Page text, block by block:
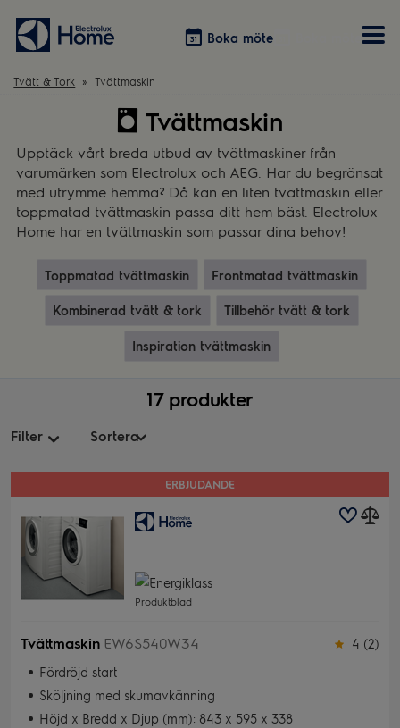
Boka möte
Inspiration
Övrigt
Välja garderobslösning
Övrigt
Tvätt & Tork
Dammsugare
Hem & Hushåll
Övrigt
Tvätt & Tork Tvättmaskin
Tvättmaskin
Upptäck vårt breda utbud av tvättmaskiner från
varumärken som Electrolux och AEG. Har du begränsat
med utrymme hemma? Då kan en liten tvättmaskin eller
toppmatad tvättmaskin passa ditt hem bäst. Electrolux
Home har en tvättmaskin som passar dina behov!
Toppmatad tvättmaskin Frontmatad tvättmaskin
Kombinerad tvätt & tork Tillbehör tvätt & tork
Inspiration tvättmaskin
17 produkter
Typ
Kapacitet
Ångfunktion
Autodose
Energiklass
Djup
Wi-Fi
ERBJUDANDE
Produktblad
Tvättmaskin EW6S540W34
4 (2)
Fördröjd start
Sköljning med skumavkänning
Höjd x Bredd x Djup (mm): 843 x 595 x 338